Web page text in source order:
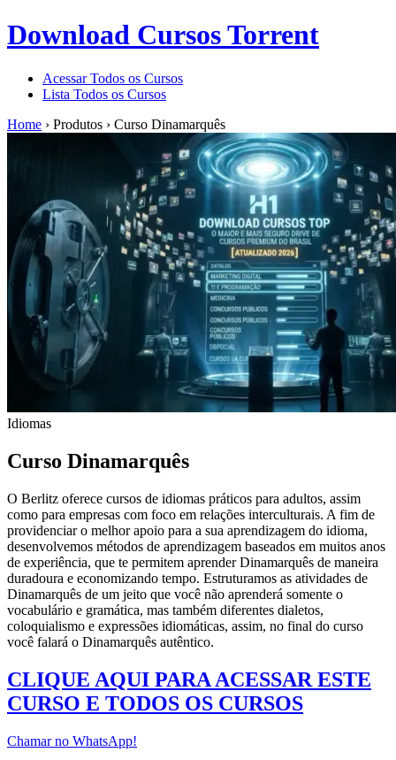
Download Cursos Torrent
Acessar Todos os Cursos
Lista Todos os Cursos
Home › Produtos › Curso Dinamarquês
Idiomas
Curso Dinamarquês
O Berlitz oferece cursos de idiomas práticos para adultos, assim
como para empresas com foco em relações interculturais. A fim de
providenciar o melhor apoio para a sua aprendizagem do idioma,
desenvolvemos métodos de aprendizagem baseados em muitos anos
de experiência, que te permitem aprender Dinamarquês de maneira
duradoura e economizando tempo. Estruturamos as atividades de
Dinamarquês de um jeito que você não aprenderá somente o
vocabulário e gramática, mas também diferentes dialetos,
coloquialismo e expressões idiomáticas, assim, no final do curso
você falará o Dinamarquês autêntico.
CLIQUE AQUI PARA ACESSAR ESTE
CURSO E TODOS OS CURSOS
Chamar no WhatsApp!